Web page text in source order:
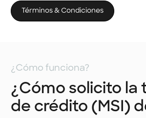
Términos & Condiciones
¿Cómo funciona?
¿Cómo solicito la
de crédito (MSI)